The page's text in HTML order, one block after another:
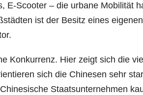
E-Scooter – die urbane Mobilität
ist der Besitz eines
Konkurrenz. Hier zeigt sich die
sich die Chinesen sehr
Staatsunternehmen